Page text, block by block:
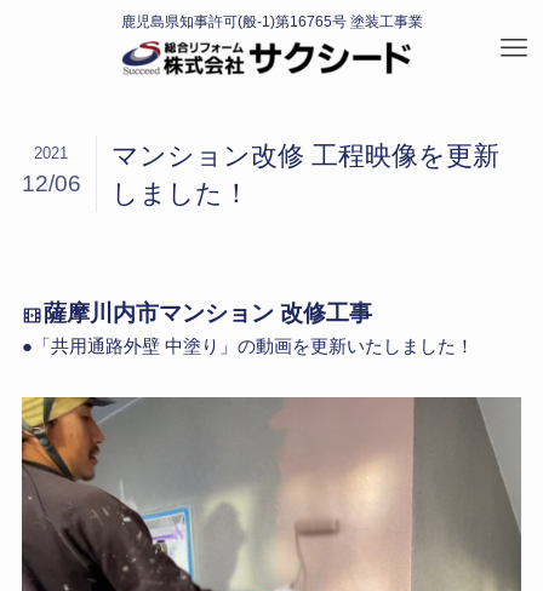
マンション改修 工程映像を更新
しました！
2021
12/06
薩摩川内市マンション 改修工事
●「共用通路外壁 中塗り」の動画を更新いたしました！